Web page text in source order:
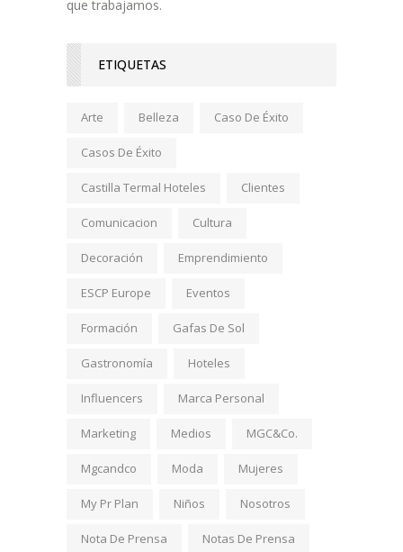
que trabajamos.
ETIQUETAS
Arte Belleza Caso De Éxito
Casos De Éxito
Castilla Termal Hoteles Clientes
Comunicacion Cultura
Decoración Emprendimiento
ESCP Europe Eventos
Formación Gafas De Sol
Gastronomía Hoteles
Influencers Marca Personal
Marketing Medios MGC&Co.
Mgcandco Moda Mujeres
My Pr Plan Niños Nosotros
Nota De Prensa Notas De Prensa